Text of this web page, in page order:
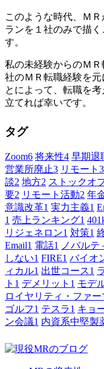
このような時代、Ｍ
ランを１社のみで描
す。
私の未経験からのＭ
社のＭＲ転職経験を
とによって、転職を
立てれば幸いです。
タグ
Zoom6 将来性4 早期退
営業所廃止3 リモート 3
談2 地方2 ストックオ
要2 リモート活動2 年
意識改革1 実力主義1
1 売上ランキング1
リジェネロン1 対策1
Email1 電話1 ノバルテ
しない1 FIRE1 バイオ
ィカル1 出世コース1
ト 1 デメリット 1 モデ
ロイヤリティ・ファー
ゴルフ1 テスラ1 キョ
ン会議1 内資系中堅製